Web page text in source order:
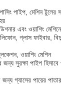
পাইপ, মেশিন টুলের
এবং ওয়াশিং
গ্লাস ফাইবার,
ওয়াশিং মেশিন
সুরক্ষা পাইপ হিসাবে
গ্যাসের পায়ের